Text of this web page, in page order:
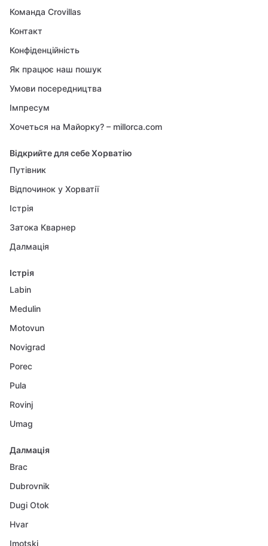
Команда Crovillas
Контакт
Конфіденційність
Як працює наш пошук
Умови посередництва
Імпресум
Хочеться на Майорку? – millorca.com
Відкрийте для себе Хорватію
Путівник
Відпочинок у Хорватії
Істрія
Затока Кварнер
Далмація
Істрія
Labin
Medulin
Motovun
Novigrad
Porec
Pula
Rovinj
Umag
Далмація
Brac
Dubrovnik
Dugi Otok
Hvar
Imotski